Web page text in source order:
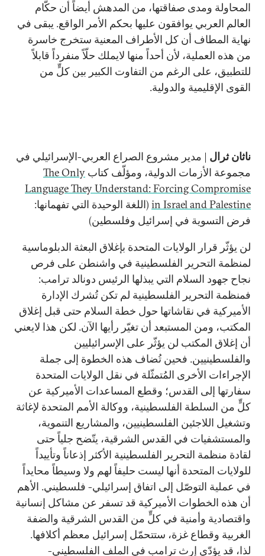
المحاولة ومدى صفاقتها، من المدهش أيضاً أن حكّام
العالم العربي يوافقون عليها بحكم الأمر الواقع. يبقى في
نهاية المطاف أن كل الأطراف المعنية ستخرج خاسرة
من هذه العملية، لأن أحداً منها لايملك حلّاً منفرداً قابلاً
للتطبيق، على الرغم من التفاوت الكبير بين كلٍّ من
القوى الإقليمية والدولية.
ناثان ثرال | مدير مشروع الصراع العربي-الإسرائيلي في
مجموعة الأزمات الدولية، ومؤلّف كتاب The Only
Language They Understand: Forcing Compromise
in Israel and Palestine (اللغة الوحيدة التي تفهمانها:
فرض التسوية في إسرائيل وفلسطين)
لن يؤثّر قرار الولايات المتحدة بإغلاق البعثة الدبلوماسية
لمنظمة التحرير الفلسطينية في واشنطن على فرص
نجاح جهود السلام التي يبذلها الرئيس دونالد ترامب:
فمنظمة التحرير الفلسطينية لم تكن تُشرك الإدارة
الأميركية في نقاشاتها حول خطة السلام حتى قبل إغلاق
المكتب، ومن المستبعد أن تغيّر رأيها الآن. لكن هذا لايعني
أن إغلاق المكتب لن يؤثّر على الإسرائيليين
والفلسطينيين. فحين تُضاف هذه الخطوة إلى جملة
الإجراءات الأخرى المُتمثّلة في نقل الولايات المتحدة
سفارتها إلى القدس؛ وقطع المساعدات الأميركية عن
كلٍّ من السلطة الفلسطينية، ووكالة الأمم المتحدة لإغاثة
وتشغيل اللاجئين الفلسطينيين، والمشاريع التنموية،
والمستشفيات في القدس الشرقية، يتّضح جلياً حتى
لقادة منظمة التحرير الفلسطينية الأكثر إذعاناً وتأييداً
للولايات المتحدة أنها ليست حليفاً لهم ولا وسيطاً محايداً
في عملية التوصّل إلى اتفاق إسرائيلي- فلسطيني. الأهم
أن هذه الخطوات الأميركية قد تسفر عن مشاكل إنسانية
واقتصادية وأمنية في كلٍّ من القدس الشرقية والضفة
الغربية وقطاع غزة، ستتحمّل إسرائيل معظم أكلافها.
لذا، قد يؤدّي إرث ترامب في الملف الفلسطيني-